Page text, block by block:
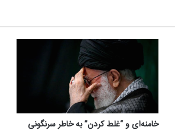
خامنه‌ای و “غلط کردن” به خاطر سرنگونی